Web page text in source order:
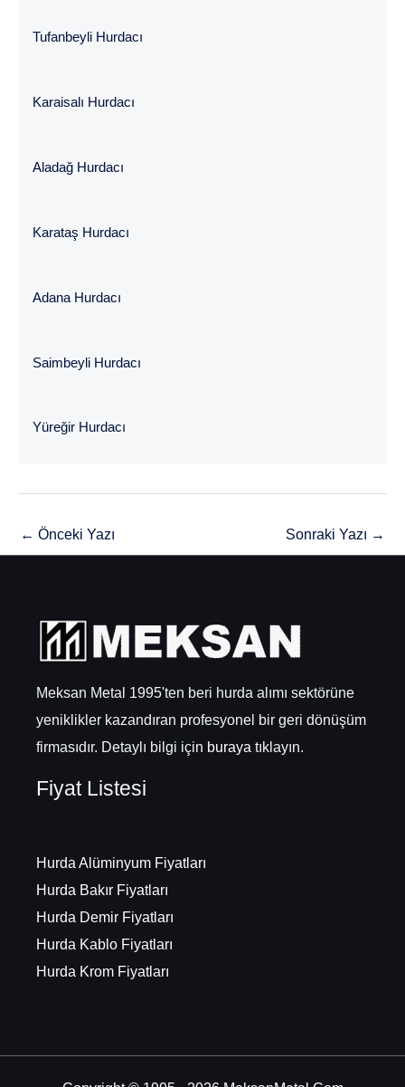
Tufanbeyli Hurdacı
Karaisalı Hurdacı
Aladağ Hurdacı
Karataş Hurdacı
Adana Hurdacı
Saimbeyli Hurdacı
Yüreğir Hurdacı
← Önceki Yazı Sonraki Yazı →
Meksan Metal 1995'ten beri hurda alımı sektörüne
yeniklikler kazandıran profesyonel bir geri dönüşüm
firmasıdır. Detaylı bilgi için buraya tıklayın.
Fiyat Listesi
Hurda Alüminyum Fiyatları
Hurda Bakır Fiyatları
Hurda Demir Fiyatları
Hurda Kablo Fiyatları
Hurda Krom Fiyatları